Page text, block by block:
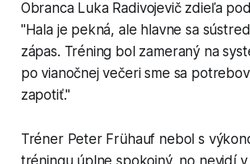
Obranca Luka Radivojevič zdieľa
"Hala je pekná, ale hlavne sa
zápas. Tréning bol zameraný na
po vianočnej večeri sme sa
zapotiť."
Tréner Peter Frühauf nebol s
tréningu úplne spokojný, no nevidí